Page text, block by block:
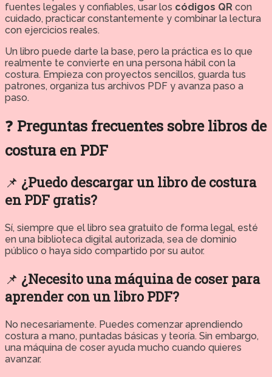
fuentes legales y confiables, usar los códigos QR con
cuidado, practicar constantemente y combinar la lectura
con ejercicios reales.
Un libro puede darte la base, pero la práctica es lo que
realmente te convierte en una persona hábil con la
costura. Empieza con proyectos sencillos, guarda tus
patrones, organiza tus archivos PDF y avanza paso a
paso.
❓ Preguntas frecuentes sobre libros de
costura en PDF
📌 ¿Puedo descargar un libro de costura
en PDF gratis?
Sí, siempre que el libro sea gratuito de forma legal, esté
en una biblioteca digital autorizada, sea de dominio
público o haya sido compartido por su autor.
📌 ¿Necesito una máquina de coser para
aprender con un libro PDF?
No necesariamente. Puedes comenzar aprendiendo
costura a mano, puntadas básicas y teoría. Sin embargo,
una máquina de coser ayuda mucho cuando quieres
avanzar.